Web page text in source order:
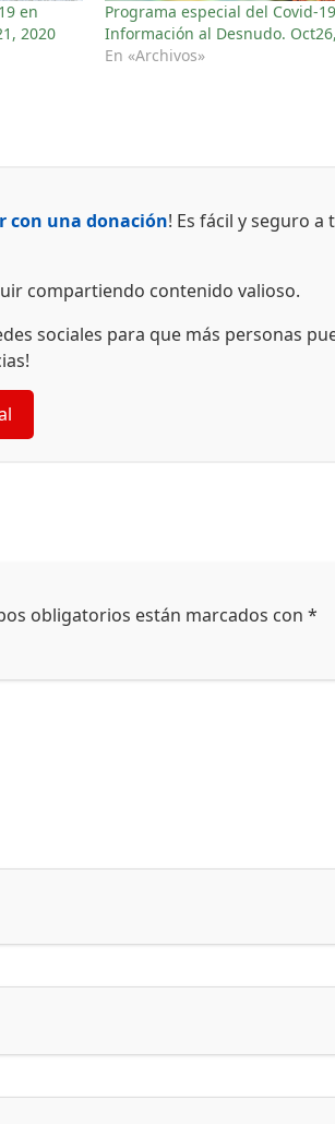
en
2020
Programa especial del Covid-
Información al Desnudo.
En «Archivos»
con una donación! Es fácil y seguro a
compartiendo contenido valioso.
sociales para que más personas
obligatorios están marcados con*